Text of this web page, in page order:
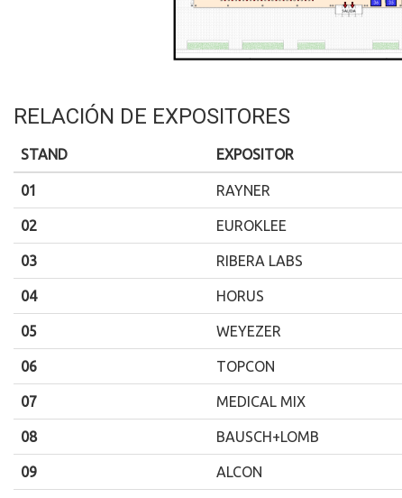
RELACIÓN DE EXPOSITORES
STAND EXPOSITOR
01 RAYNER
02 EUROKLEE
03 RIBERA LABS
04 HORUS
05 WEYEZER
06 TOPCON
07 MEDICAL MIX
08 BAUSCH+LOMB
09 ALCON